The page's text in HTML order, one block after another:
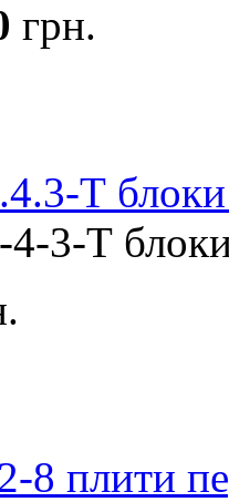
грн.
Т блоки
3-Т блоки
8 плити